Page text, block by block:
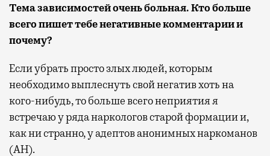
Тема зависимостей очень больная. Кто больше
всего пишет тебе негативные комментарии и
почему?
Если убрать просто злых людей, которым
необходимо выплеснуть свой негатив хоть на
кого-нибудь, то больше всего неприятия я
встречаю у ряда наркологов старой формации и,
как ни странно, у адептов анонимных наркоманов
(АН).